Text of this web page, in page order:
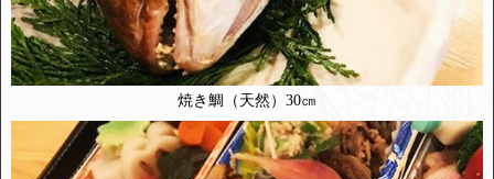
焼き鯛（天然）30㎝